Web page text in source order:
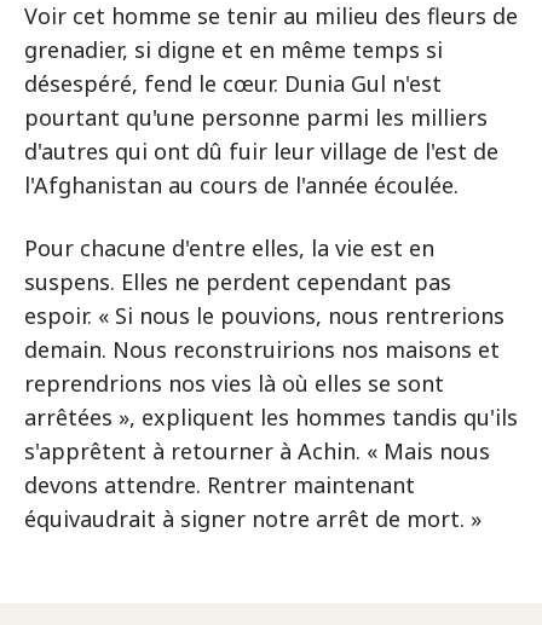
Voir cet homme se tenir au milieu des fleurs de
grenadier, si digne et en même temps si
désespéré, fend le cœur. Dunia Gul n'est
pourtant qu'une personne parmi les milliers
d'autres qui ont dû fuir leur village de l'est de
l'Afghanistan au cours de l'année écoulée.
Pour chacune d'entre elles, la vie est en
suspens. Elles ne perdent cependant pas
espoir. « Si nous le pouvions, nous rentrerions
demain. Nous reconstruirions nos maisons et
reprendrions nos vies là où elles se sont
arrêtées », expliquent les hommes tandis qu'ils
s'apprêtent à retourner à Achin. « Mais nous
devons attendre. Rentrer maintenant
équivaudrait à signer notre arrêt de mort. »